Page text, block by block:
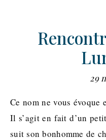
29
Ce nom ne vous évoque encore rien ? Rien d’anormal.
Il s’agit en fait d’un
suit son bonhomme de